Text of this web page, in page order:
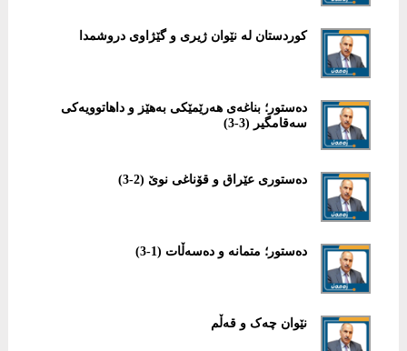
کوردستان لە نێوان ژیری و گێژاوی دروشمدا
دەستور؛ بناغەی هەرێمێکی بەهێز و داهاتوویەکی
سەقامگیر (3-3)
دەستوری عێراق و قۆناغی نوێ (2-3)
دەستور؛ متمانە و دەسەڵات (1-3)
نێوان چەک و قەڵم